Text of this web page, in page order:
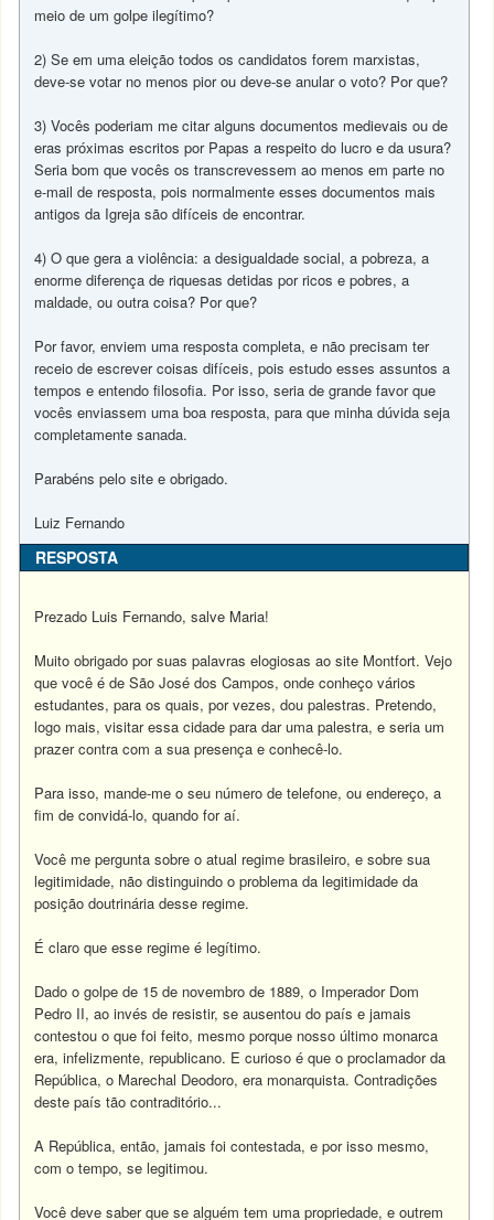
meio de um golpe ilegítimo?
2) Se em uma eleição todos os candidatos forem marxistas,
deve-se votar no menos pior ou deve-se anular o voto? Por que?
3) Vocês poderiam me citar alguns documentos medievais ou de
eras próximas escritos por Papas a respeito do lucro e da usura?
Seria bom que vocês os transcrevessem ao menos em parte no
e-mail de resposta, pois normalmente esses documentos mais
antigos da Igreja são difíceis de encontrar.
4) O que gera a violência: a desigualdade social, a pobreza, a
enorme diferença de riquesas detidas por ricos e pobres, a
maldade, ou outra coisa? Por que?
Por favor, enviem uma resposta completa, e não precisam ter
receio de escrever coisas difíceis, pois estudo esses assuntos a
tempos e entendo filosofia. Por isso, seria de grande favor que
vocês enviassem uma boa resposta, para que minha dúvida seja
completamente sanada.
Parabéns pelo site e obrigado.
Luiz Fernando
RESPOSTA
Prezado Luis Fernando, salve Maria!
Muito obrigado por suas palavras elogiosas ao site Montfort. Vejo
que você é de São José dos Campos, onde conheço vários
estudantes, para os quais, por vezes, dou palestras. Pretendo,
logo mais, visitar essa cidade para dar uma palestra, e seria um
prazer contra com a sua presença e conhecê-lo.
Para isso, mande-me o seu número de telefone, ou endereço, a
fim de convidá-lo, quando for aí.
Você me pergunta sobre o atual regime brasileiro, e sobre sua
legitimidade, não distinguindo o problema da legitimidade da
posição doutrinária desse regime.
É claro que esse regime é legítimo.
Dado o golpe de 15 de novembro de 1889, o Imperador Dom
Pedro II, ao invés de resistir, se ausentou do país e jamais
contestou o que foi feito, mesmo porque nosso último monarca
era, infelizmente, republicano. E curioso é que o proclamador da
República, o Marechal Deodoro, era monarquista. Contradições
deste país tão contraditório...
A República, então, jamais foi contestada, e por isso mesmo,
com o tempo, se legitimou.
Você deve saber que se alguém tem uma propriedade, e outrem